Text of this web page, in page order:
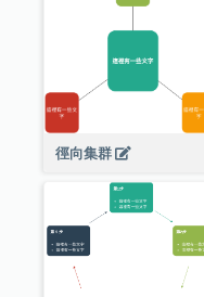
徑向集群